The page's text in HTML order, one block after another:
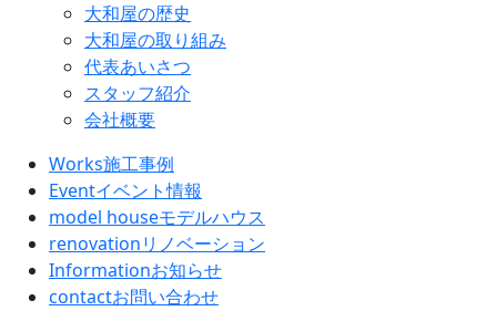
大和屋の歴史
大和屋の取り組み
代表あいさつ
スタッフ紹介
会社概要
Works施工事例
Eventイベント情報
model houseモデルハウス
renovationリノベーション
Informationお知らせ
contactお問い合わせ